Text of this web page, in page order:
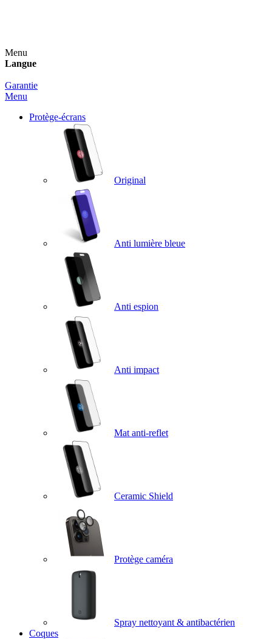
Menu
Langue
Garantie
Menu
Protège-écrans
Original
Anti lumière bleue
Anti espion
Anti impact
Mat anti-reflet
Ceramic Shield
Protège caméra
Spray nettoyant & antibactérien
Coques